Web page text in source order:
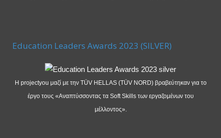
Education Leaders Awards 2023 (SILVER)
Η projectyou μαζί με την TÜV HELLAS (TÜV NORD) βραβεύτηκαν για το
έργο τους «Αναπτύσσοντας τα Soft Skills των εργαζομένων του
μέλλοντος».